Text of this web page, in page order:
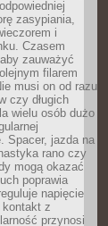
zasypiania,
i
Czasem
zauważyć
filarem
musi on od razu
czy długich
wielu osób dużo
Spacer, jazda na
rano czy
mogą okazać
poprawia
napięcie
kontakt z
przynosi